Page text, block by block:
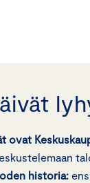
ovat
historia: